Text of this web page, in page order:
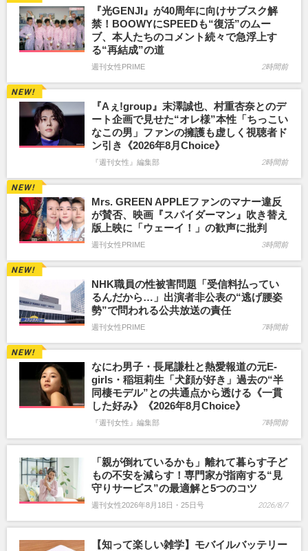
『光GENJI』が40周年に向けサブスク解
禁！BOOWYにSPEEDも“復活”のムー
ブ、本人たちのコメント続々で急浮上す
る“再結成”の道
週刊女性PRIME 2時間前
『Aぇ!group』末澤誠也、村重杏奈とのデ
ート企画で見せた“オレ様”本性「ちっこい
なこの男」ファンの擁護も虚しく視聴者ド
ン引き《2026年8月Choice》
『週刊女性』編集部 2時間前
Mrs. GREEN APPLEファンのマナー違反
が賛否、映画『スパイダーマン』吹き替え
版上映に「ウェーイ！」の歓声に批判
週刊女性PRIME 3時間前
NHK職員の性被害問題「受信料払ってい
るんだから…」出演者非公表の“逃げ腰姿
勢”で問われる公共放送の責任
週刊女性PRIME 7時間前
なにわ男子・長尾謙杜と熱愛報道の元E-
girls・稲垣莉生「犬顔が好き」過去の“半
同棲モデル”との共通点から透ける《一貫
した好み》《2026年8月Choice》
『週刊女性』編集部 7時間前
「親が倒れているかも」離れて暮らす子ど
もの不安を減らす！専門家が指南する“見
守りサービス”の最適解と5つのコツ
週刊女性2026年8月18日・25日号 2026/8/7
【知って楽しい雑学】モバイルバッテリー